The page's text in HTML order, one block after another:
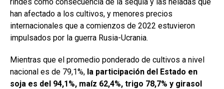
han afectado a los cultivos, y menores precios
internacionales que a comienzos de 2022 estuvieron
impulsados por la guerra Rusia-Ucrania.
Mientras que el promedio ponderado de cultivos a nivel
nacional es de 79,1%, la participación del Estado en
soja es del 94,1%, maíz 62,4%, trigo 78,7% y girasol